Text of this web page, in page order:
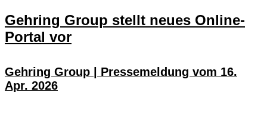
Gehring Group stellt neues Online-
Portal vor
Gehring Group | Pressemeldung vom 16.
Apr. 2026